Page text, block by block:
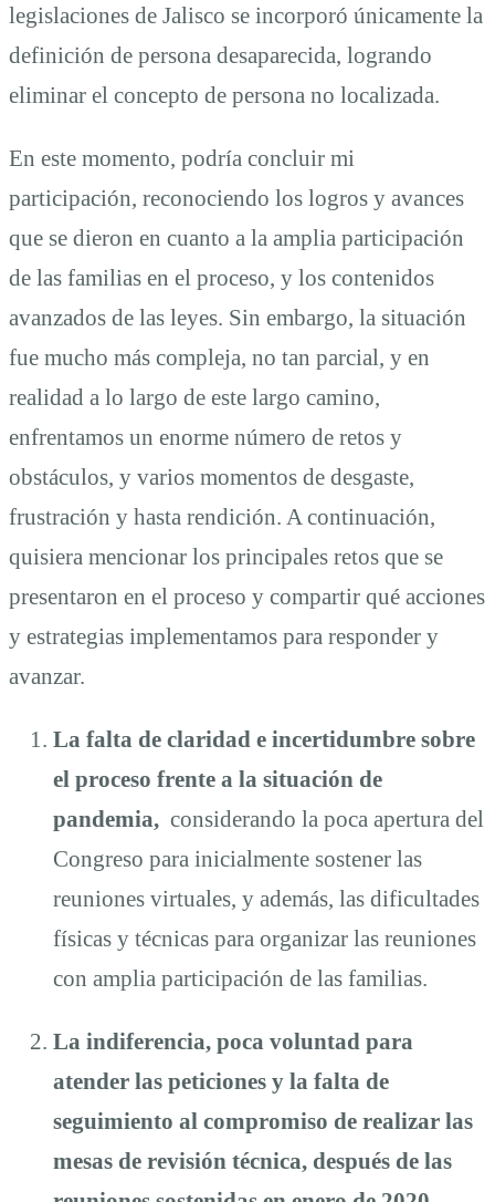
legislaciones de Jalisco se incorporó únicamente la
definición de persona desaparecida, logrando
eliminar el concepto de persona no localizada.
En este momento, podría concluir mi
participación, reconociendo los logros y avances
que se dieron en cuanto a la amplia participación
de las familias en el proceso, y los contenidos
avanzados de las leyes. Sin embargo, la situación
fue mucho más compleja, no tan parcial, y en
realidad a lo largo de este largo camino,
enfrentamos un enorme número de retos y
obstáculos, y varios momentos de desgaste,
frustración y hasta rendición. A continuación,
quisiera mencionar los principales retos que se
presentaron en el proceso y compartir qué acciones
y estrategias implementamos para responder y
avanzar.
La falta de claridad e incertidumbre sobre
el proceso frente a la situación de
pandemia, considerando la poca apertura del
Congreso para inicialmente sostener las
reuniones virtuales, y además, las dificultades
físicas y técnicas para organizar las reuniones
con amplia participación de las familias.
La indiferencia, poca voluntad para
atender las peticiones y la falta de
seguimiento al compromiso de realizar las
mesas de revisión técnica, después de las